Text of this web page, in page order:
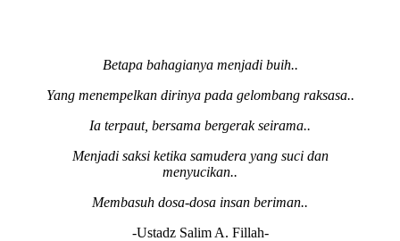
Betapa bahagianya menjadi buih..
Yang menempelkan dirinya pada gelombang raksasa..
Ia terpaut, bersama bergerak seirama..
Menjadi saksi ketika samudera yang suci dan
menyucikan..
Membasuh dosa-dosa insan beriman..
-Ustadz Salim A. Fillah-